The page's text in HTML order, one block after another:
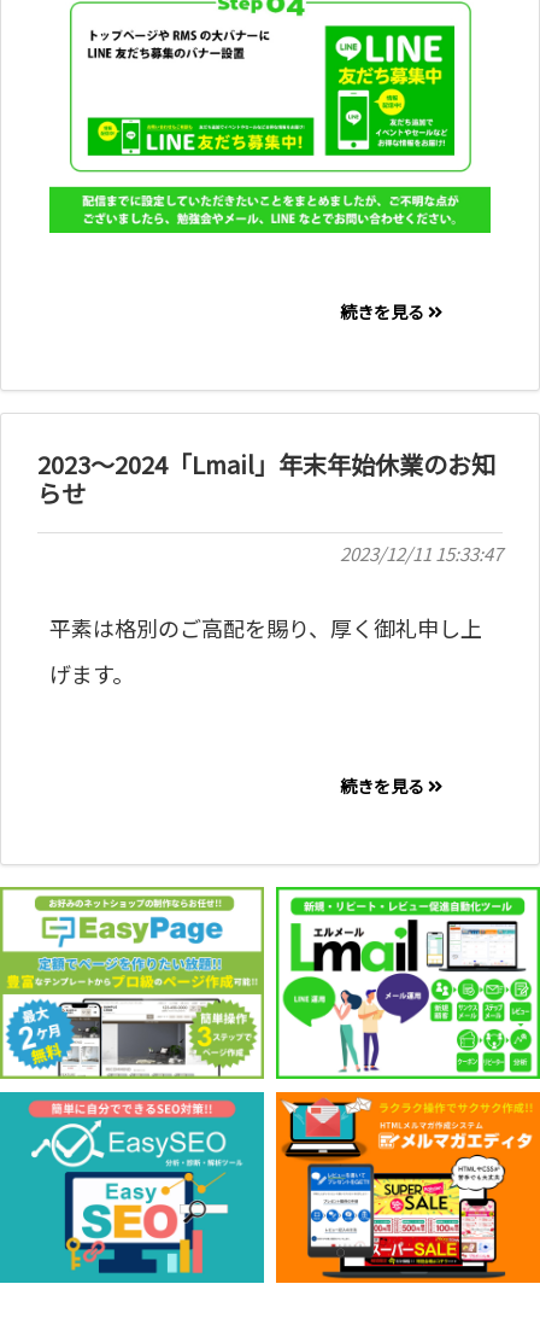
続きを見る
2023～2024「Lmail」年末年始休業のお知
らせ
2023/12/11 15:33:47
平素は格別のご高配を賜り、厚く御礼申し上
げます。
続きを見る